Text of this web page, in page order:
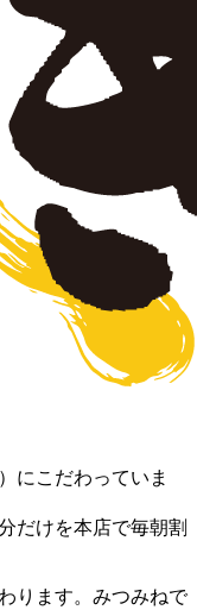
にこだわっていま
だけを本店で毎朝割
ります。みつみねで